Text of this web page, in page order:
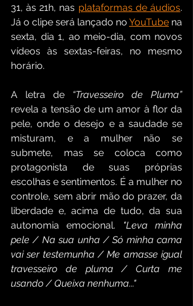
31, às 21h, nas plataformas de áudios.
Já o clipe será lançado no YouTube na
sexta, dia 1, ao meio-dia, com novos
vídeos às sextas-feiras, no mesmo
horário.
A letra de “Travesseiro de Pluma”
revela a tensão de um amor à flor da
pele, onde o desejo e a saudade se
misturam, e a mulher não se
submete, mas se coloca como
protagonista de suas próprias
escolhas e sentimentos. É a mulher no
controle, sem abrir mão do prazer, da
liberdade e, acima de tudo, da sua
autonomia emocional.
"Leva minha
pele / Na sua unha / Só minha cama
vai ser testemunha / Me amasse igual
travesseiro de pluma / Curta me
usando / Queixa nenhuma..."